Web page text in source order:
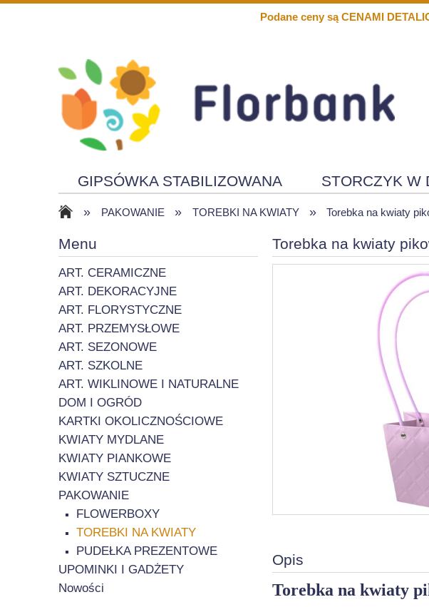
Podane ceny są CENAMI
GIPSÓWKA STABILIZOWANA STORCZYK W
KWIATY PIANKOWE SOLARY Menu
» PAKOWANIE » TOREBKI NA KWIATY » Torebka na kwiaty
Menu
ART. CERAMICZNE
ART. DEKORACYJNE
ART. FLORYSTYCZNE
ART. PRZEMYSŁOWE
ART. SEZONOWE
ART. SZKOLNE
ART. WIKLINOWE I NATURALNE
DOM I OGRÓD
KARTKI OKOLICZNOŚCIOWE
KWIATY MYDLANE
KWIATY PIANKOWE
KWIATY SZTUCZNE
PAKOWANIE
FLOWERBOXY
TOREBKI NA KWIATY
PUDEŁKA PREZENTOWE
UPOMINKI I GADŻETY
Nowości
Torebka na kwiaty
Opis
Torebka na kwiaty